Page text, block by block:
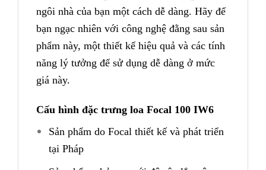
ngôi nhà của bạn một cách dễ dàng. Hãy để
bạn ngạc nhiên với công nghệ đằng sau sản
phẩm này, một thiết kế hiệu quả và các tính
năng lý tưởng để sử dụng dễ dàng ở mức
giá này.
Cấu hình đặc trưng loa Focal 100 IW6
Sản phẩm do Focal thiết kế và phát triển
tại Pháp